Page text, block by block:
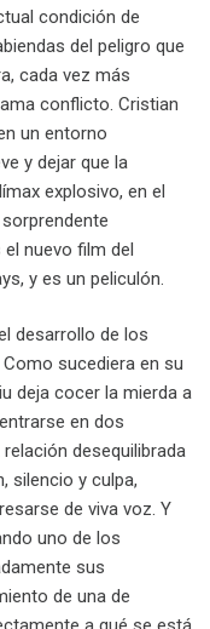
condición de
del peligro que
cada vez más
conflicto. Cristian
un entorno
y dejar que la
explosivo, en el
nuevo film del
y es un peliculón.
desarrollo de los
sucediera en su
deja cocer la mierda a
en dos
desequilibrada
silencio y culpa,
de viva voz. Y
uno de los
sus
de una de